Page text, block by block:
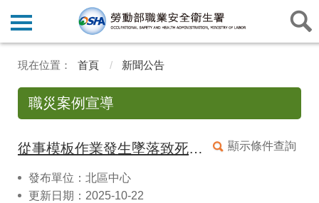
首頁 新聞公告
職災案例宣導
顯示條件查詢
從事模板作業發生墜落致死災害
發布單位：北區中心
更新日期：2025-10-22